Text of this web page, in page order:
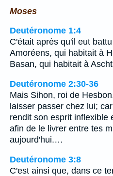
Moses
Deutéronome 1:4
C'était après qu'il eut
Amoréens, qui habitait à
Basan, qui habitait à
Deutéronome 2:30-36
Mais Sihon, roi de
laisser passer chez lui;
rendit son esprit inflexible
afin de le livrer entre tes
aujourd'hui.…
Deutéronome 3:8
C'est ainsi que, dans ce